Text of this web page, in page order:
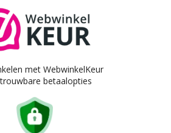
met WebwinkelKeur
betaalopties